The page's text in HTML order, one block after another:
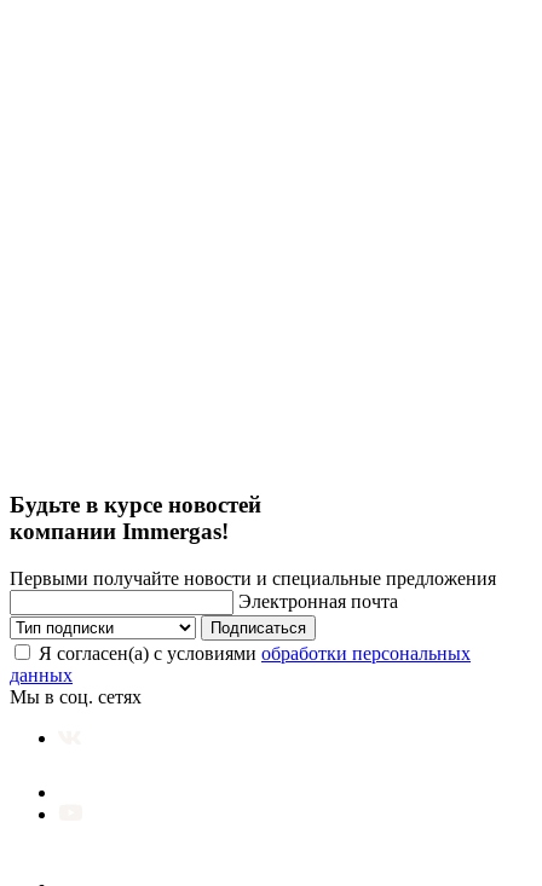
Будьте в курсе новостей
компании Immergas!
Первыми получайте новости и специальные предложения
Электронная почта
Подписаться
Я согласен(а) с условиями обработки персональных
данных
Мы в соц. сетях